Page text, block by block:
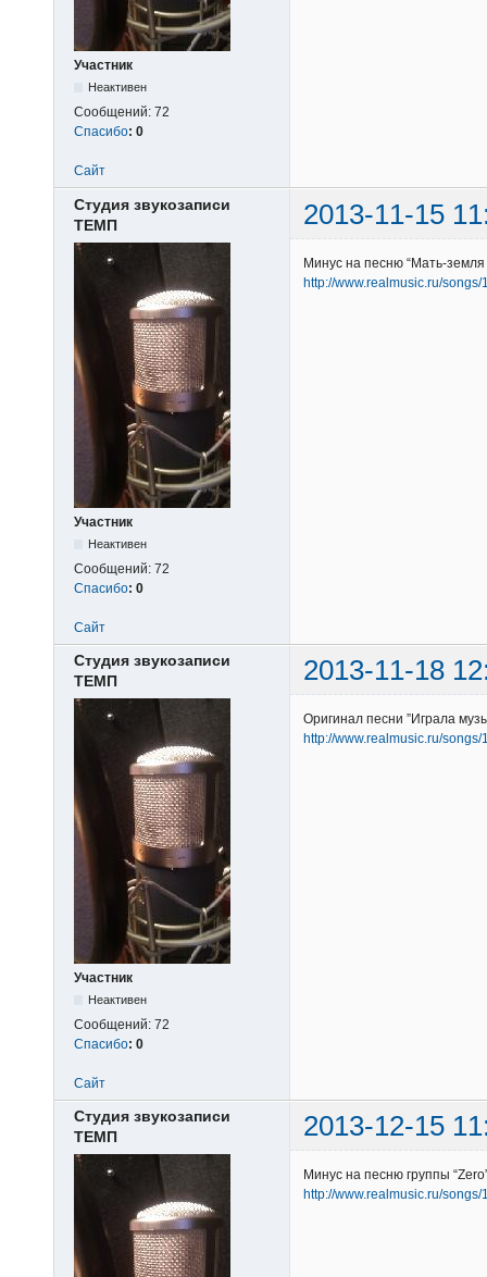
Участник
Неактивен
Сообщений: 72
Спасибо: 0
Сайт
Студия звукозаписи
ТЕМП
2013-11-15
Участник
Неактивен
Сообщений: 72
Спасибо: 0
Минус на песню “Мать-земля
http://www.realmusic.ru/songs/
Сайт
Студия звукозаписи
ТЕМП
2013-11-18
Участник
Неактивен
Сообщений: 72
Спасибо: 0
Оригинал песни ”Играла
http://www.realmusic.ru/songs/
Сайт
Студия звукозаписи
ТЕМП
2013-12-15
Минус на песню группы
http://www.realmusic.ru/songs/